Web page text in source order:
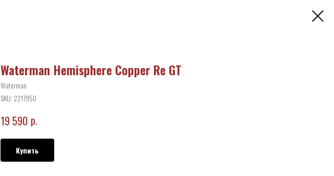
Waterman Hemisphere Copper Re GT
Waterman
SKU: 2217950
19 590 р.
Купить